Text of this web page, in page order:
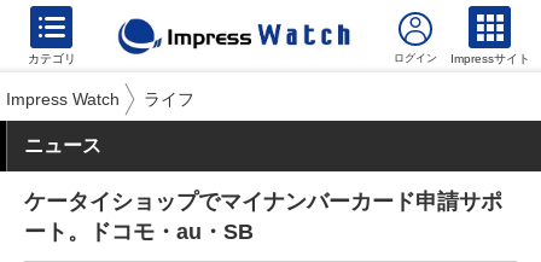
カテゴリ Impressサイト
Impress Watch ライフ
ニュース
ケータイショップでマイナンバーカード申請サポ
ート。ドコモ・au・SB